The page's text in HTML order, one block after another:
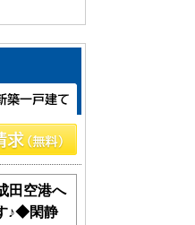
田空港へ
♪◆閑静